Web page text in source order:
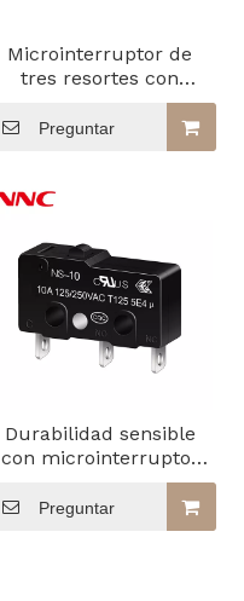
Microinterruptor de
tres resortes con
separación de 2 mm
Preguntar
Durabilidad sensible
con microinterruptor
de émbolo de pasador
Preguntar